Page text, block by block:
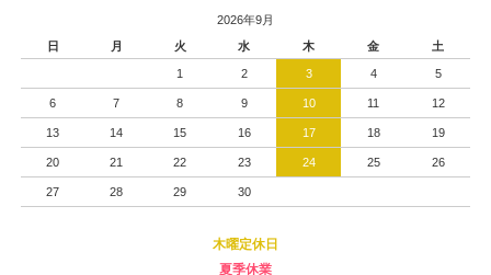
2026年9月
日
月 火 水 木 金 土
1 2 3 4 5
6 7 8 9 10 11 12
13 14 15 16 17 18 19
20 21 22 23 24 25 26
27 28 29 30
木曜定休日
夏季休業